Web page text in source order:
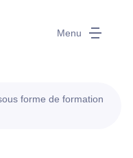
Menu
forme de formation